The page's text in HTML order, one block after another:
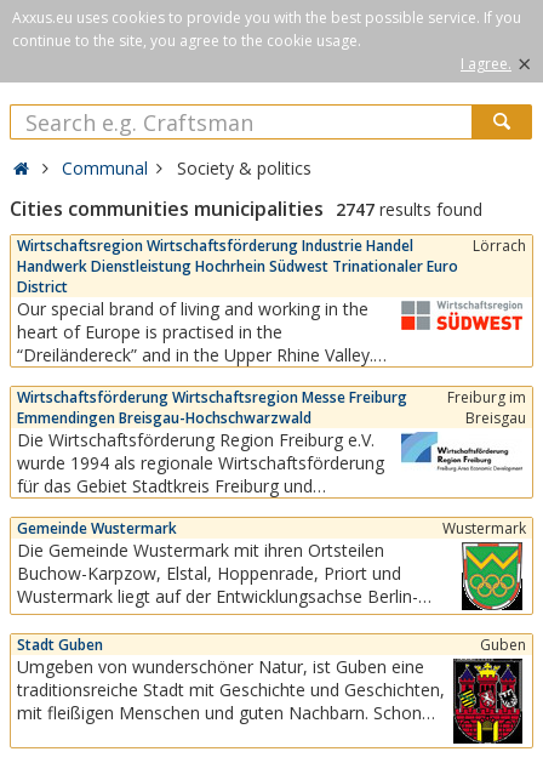
Axxus.eu uses cookies to provide you with the best possible service. If you
continue to the site, you agree to the cookie usage.
I agree. ×
Communal Society & politics
Cities communities municipalities 2747 results found
Wirtschaftsregion Wirtschaftsförderung Industrie Handel
Handwerk Dienstleistung Hochrhein Südwest Trinationaler Euro
District
Lörrach
Our special brand of living and working in the
heart of Europe is practised in the
“Dreiländereck” and in the Upper Rhine Valley.
(“Wirtschaftsregion Südwest”) is directly linked
to the Swiss market and to Alsace in France. It is
a region with a high quality of life, short
distances to two...
Wirtschaftsförderung Wirtschaftsregion Messe Freiburg
Emmendingen Breisgau-Hochschwarzwald
Freiburg im
Breisgau
Die Wirtschaftsförderung Region Freiburg e.V.
wurde 1994 als regionale Wirtschaftsförderung
für das Gebiet Stadtkreis Freiburg und
Emmendingen als eingetragener Verein mit Sitz
in Freiburg in Süddeutschland gegründet.Das
Team der Wirtschaftsförderung Region Freiburg
hat ein offenes Ohr...
Gemeinde Wustermark Wustermark
Die Gemeinde Wustermark mit ihren Ortsteilen
Buchow-Karpzow, Elstal, Hoppenrade, Priort und
Wustermark liegt auf der Entwicklungsachse Berlin-
Spandau - Nauen und verfügt über gute
Verkehrsanbindungen an die Städte Berlin, Potsdam,
Nauen und Falkensee.
Stadt Guben Guben
Umgeben von wunderschöner Natur, ist Guben eine
traditionsreiche Stadt mit Geschichte und Geschichten,
mit fleißigen Menschen und guten Nachbarn. Schon